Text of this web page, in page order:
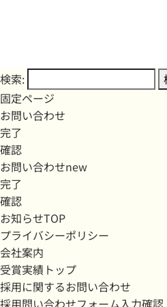
検索:
固定ページ
お問い合わせ
完了
確認
お問い合わせnew
完了
確認
お知らせTOP
プライバシーポリシー
会社案内
受賞実績トップ
採用に関するお問い合わせ
採用問い合わせフォーム入力確認